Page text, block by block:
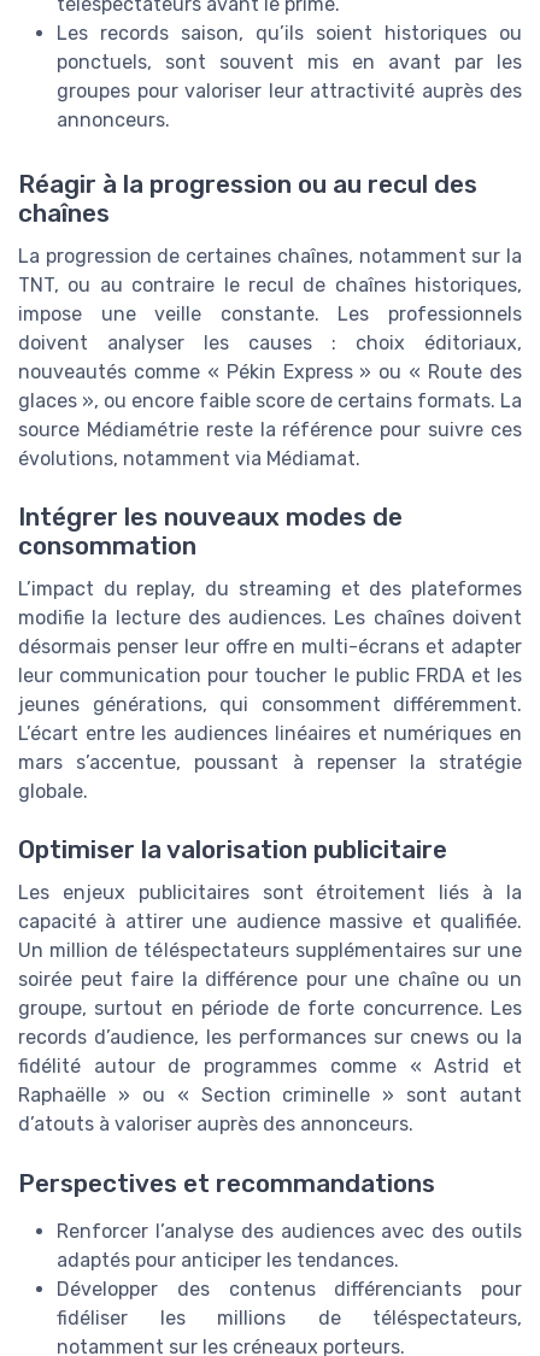
Les records saison, qu’ils soient historiques ou
ponctuels, sont souvent mis en avant par les
groupes pour valoriser leur attractivité auprès des
annonceurs.
Réagir à la progression ou au recul des
chaînes
La progression de certaines chaînes, notamment sur la
TNT, ou au contraire le recul de chaînes historiques,
impose une veille constante. Les professionnels
doivent analyser les causes : choix éditoriaux,
nouveautés comme « Pékin Express » ou « Route des
glaces », ou encore faible score de certains formats. La
source Médiamétrie reste la référence pour suivre ces
évolutions, notamment via Médiamat.
Intégrer les nouveaux modes de
consommation
L’impact du replay, du streaming et des plateformes
modifie la lecture des audiences. Les chaînes doivent
désormais penser leur offre en multi-écrans et adapter
leur communication pour toucher le public FRDA et les
jeunes générations, qui consomment différemment.
L’écart entre les audiences linéaires et numériques en
mars s’accentue, poussant à repenser la stratégie
globale.
Optimiser la valorisation publicitaire
Les enjeux publicitaires sont étroitement liés à la
capacité à attirer une audience massive et qualifiée.
Un million de téléspectateurs supplémentaires sur une
soirée peut faire la différence pour une chaîne ou un
groupe, surtout en période de forte concurrence. Les
records d’audience, les performances sur cnews ou la
fidélité autour de programmes comme « Astrid et
Raphaëlle » ou « Section criminelle » sont autant
d’atouts à valoriser auprès des annonceurs.
Perspectives et recommandations
Renforcer l’analyse des audiences avec des outils
adaptés pour anticiper les tendances.
Développer des contenus différenciants pour
fidéliser les millions de téléspectateurs,
notamment sur les créneaux porteurs.